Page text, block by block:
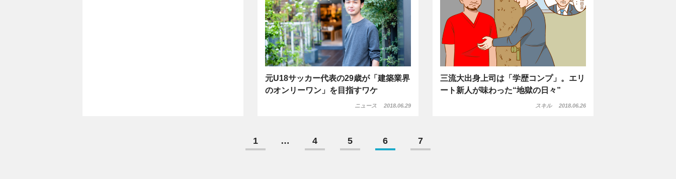
元U18サッカー代表の29歳が「建築業界
のオンリーワン」を目指すワケ
ニュース 2018.06.29
三流大出身上司は「学歴コンプ」。エリ
ート新人が味わった“地獄の日々”
スキル 2018.06.26
1 … 4 5 6 7